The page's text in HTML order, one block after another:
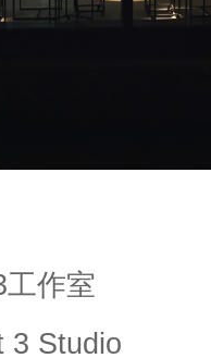
作室
3 Studio